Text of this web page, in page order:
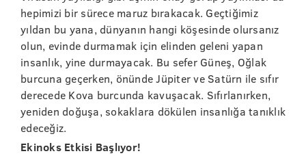
hepimizi bir sürece maruz bırakacak. Geçtiğimiz
yıldan bu yana, dünyanın hangi köşesinde olursanız
olun, evinde durmamak için elinden geleni yapan
insanlık, yine durmayacak. Bu sefer Güneş, Oğlak
burcuna geçerken, önünde Jüpiter ve Satürn ile sıfır
derecede Kova burcunda kavuşacak. Sıfırlanırken,
yeniden doğuşa, sokaklara dökülen insanlığa tanıklık
edeceğiz.
Ekinoks Etkisi Başlıyor!